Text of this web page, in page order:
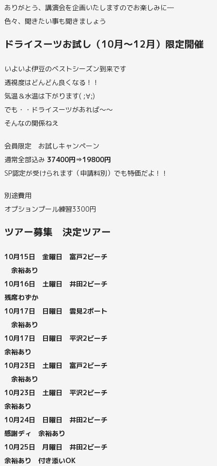
ありがとう、講演会を企画いたしますのでお楽しみに―
色々、聞きたい事も聞きましょう
ドライスーツお試し（10月～12月）限定開催
いよいよ伊豆のベストシーズン到来です
透視度はどんどん良くなる！！
気温＆水温は下がります( ;∀;)
でも・・ドライスーツがあれば～～
そんなの関係ねえ
会員限定 お試しキャンペーン
通常全部込み 37400円⇒19800円
SP認定が受けられます（申請料別）でも特価だよ！！
別途費用
オプションプール練習3300円
ツアー募集 決定ツアー
10月15日 金曜日 富戸2ビーチ
余裕あり
10月16日 土曜日 井田2ビーチ
残席わずか
10月17日 日曜日 雲見2ボート
余裕あり
10月17日 日曜日 平沢2ビーチ
余裕あり
10月23日 土曜日 富戸2ビーチ
余裕あり
10月23日 土曜日 平沢2ビーチ
余裕あり
10月24日 日曜日 井田2ビーチ
感謝ディ 余裕あり
10月25日 月曜日 井田2ビーチ
余裕あり 付き添いOK